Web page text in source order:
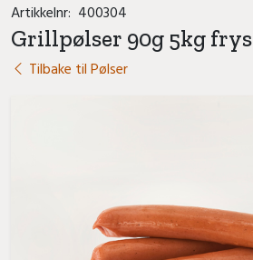
Artikkelnr: 400304
Grillpølser 90g 5kg frys
Tilbake til Pølser